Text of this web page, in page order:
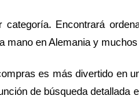
Encontrará
mano en Alemania y
es más divertido en
de búsqueda detallada